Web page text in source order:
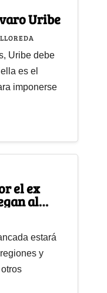
Uribe
Uribe debe
es el
imponerse
el ex
al
estará
y